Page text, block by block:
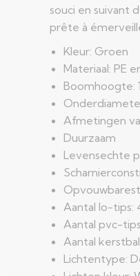
souci en suivant
prête à
Kleur: Groen
Materiaal: PE
Boomhoogte:
Afmetingen
Duurzaam
Levensechte
Aantal lo-tips:
Aantal pvc-
Aantal
Lichtentype: